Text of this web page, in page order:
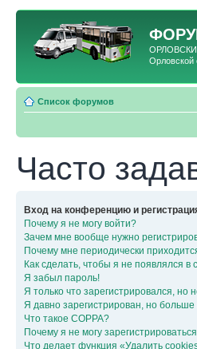
Орловской
Список форумов
Часто
Вход на конференцию и
Почему я не могу войти?
Зачем мне вообще нужно
Почему мне периодически
Как сделать, чтобы я не появлялся в
Я забыл пароль!
Я только что зарегистрировался, но
Я давно зарегистрирован, но больше
Что такое COPPA?
Почему я не могу
Что делает функция «Удалить